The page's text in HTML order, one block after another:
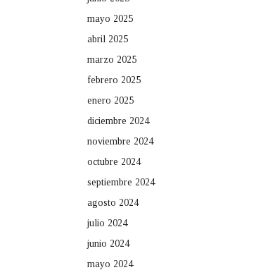
mayo 2025
abril 2025
marzo 2025
febrero 2025
enero 2025
diciembre 2024
noviembre 2024
octubre 2024
septiembre 2024
agosto 2024
julio 2024
junio 2024
mayo 2024